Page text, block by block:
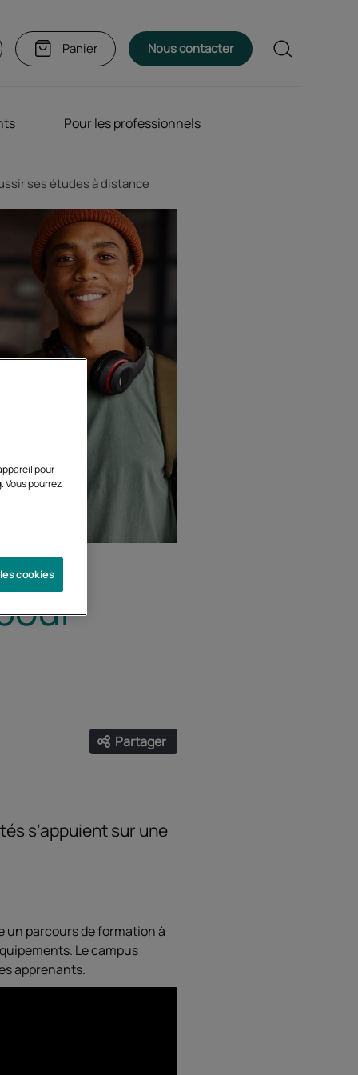
Panier Nous contacter Rechercher
Pour les professionnels
ses études à distance
Partager
Ouvrir les liens de partage
s’appuient sur une
un parcours de formation à
Le campus
apprenants.
pour
pourrez
cookies